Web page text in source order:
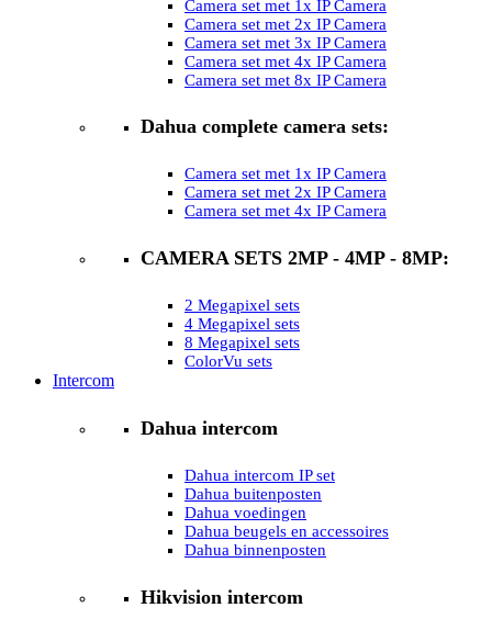
Camera set met 1x IP Camera
Camera set met 2x IP Camera
Camera set met 3x IP Camera
Camera set met 4x IP Camera
Camera set met 8x IP Camera
Dahua complete camera sets:
Camera set met 1x IP Camera
Camera set met 2x IP Camera
Camera set met 4x IP Camera
CAMERA SETS 2MP - 4MP - 8MP:
2 Megapixel sets
4 Megapixel sets
8 Megapixel sets
ColorVu sets
Intercom
Dahua intercom
Dahua intercom IP set
Dahua buitenposten
Dahua voedingen
Dahua beugels en accessoires
Dahua binnenposten
Hikvision intercom